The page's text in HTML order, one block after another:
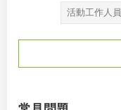
活動工作人員